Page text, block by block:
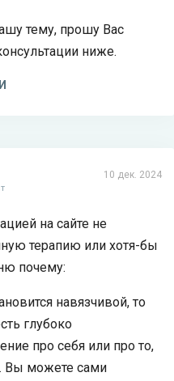
тему, прошу Вас
ниже.
10 дек. 2024
на сайте не
терапию или хотя-бы
почему:
навязчивой, то
глубоко
про себя или про то,
Вы можете сами